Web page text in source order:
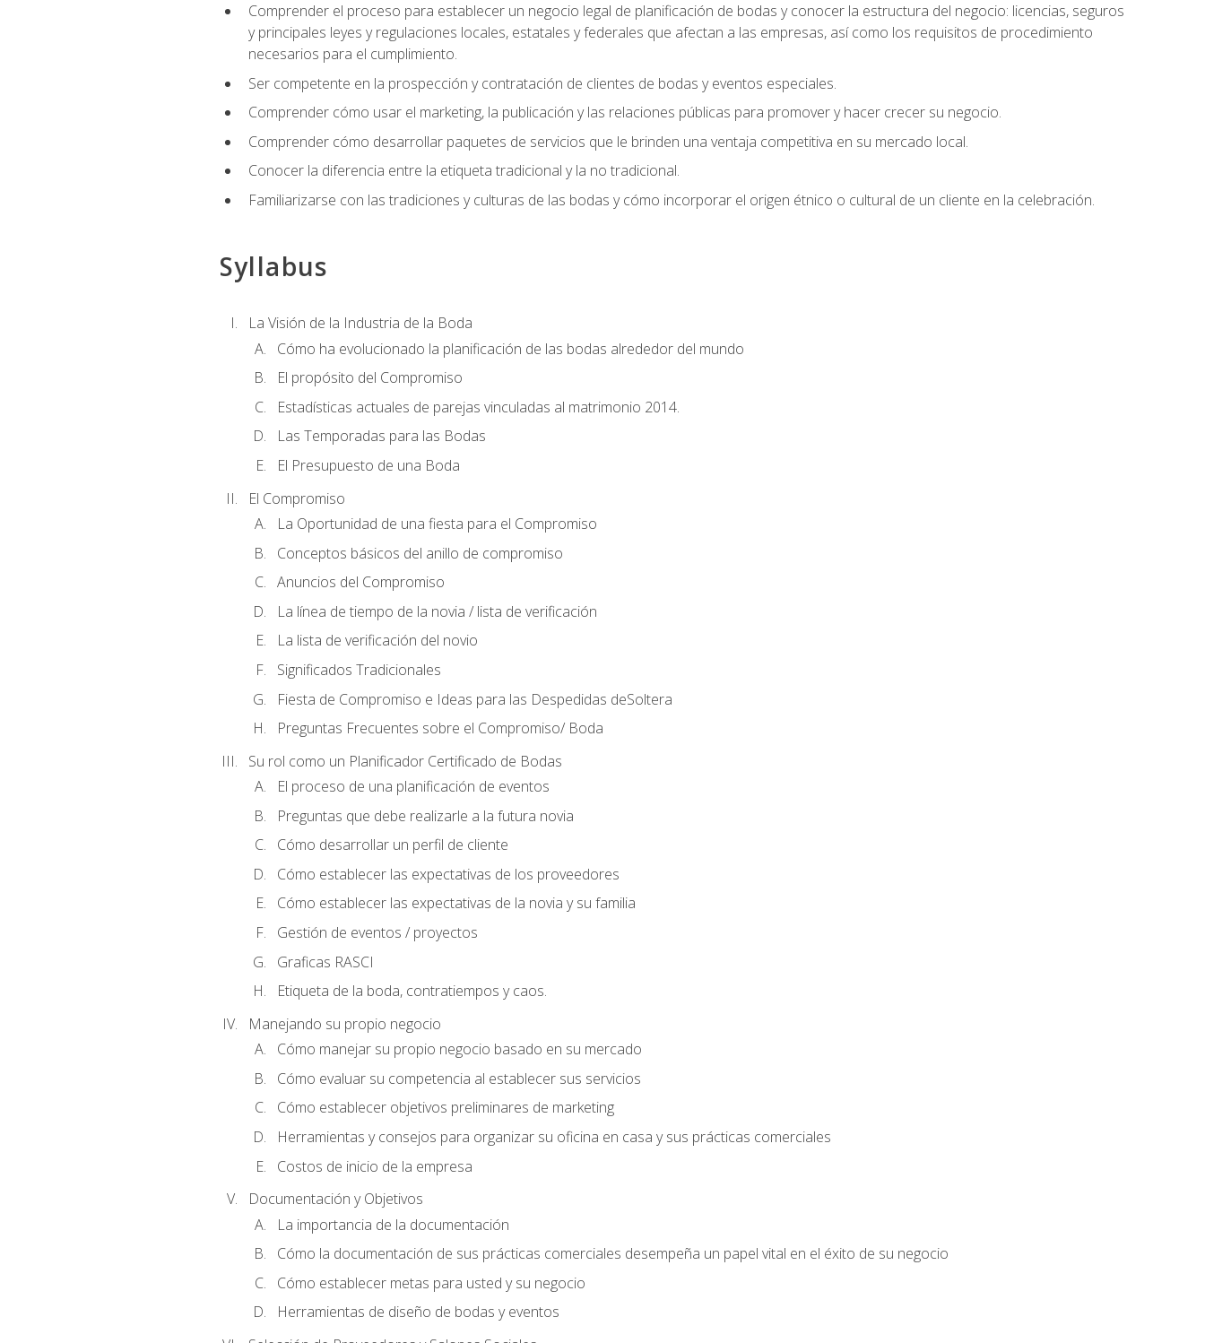
Comprender el proceso para establecer un negocio legal de planificación de bodas y conocer la estructura del negocio: licencias, seguros
y principales leyes y regulaciones locales, estatales y federales que afectan a las empresas, así como los requisitos de procedimiento
necesarios para el cumplimiento.
Ser competente en la prospección y contratación de clientes de bodas y eventos especiales.
Comprender cómo usar el marketing, la publicación y las relaciones públicas para promover y hacer crecer su negocio.
Comprender cómo desarrollar paquetes de servicios que le brinden una ventaja competitiva en su mercado local.
Conocer la diferencia entre la etiqueta tradicional y la no tradicional.
Familiarizarse con las tradiciones y culturas de las bodas y cómo incorporar el origen étnico o cultural de un cliente en la celebración.
Syllabus
La Visión de la Industria de la Boda
Cómo ha evolucionado la planificación de las bodas alrededor del mundo
El propósito del Compromiso
Estadísticas actuales de parejas vinculadas al matrimonio 2014.
Las Temporadas para las Bodas
El Presupuesto de una Boda
El Compromiso
La Oportunidad de una fiesta para el Compromiso
Conceptos básicos del anillo de compromiso
Anuncios del Compromiso
La línea de tiempo de la novia / lista de verificación
La lista de verificación del novio
Significados Tradicionales
Fiesta de Compromiso e Ideas para las Despedidas deSoltera
Preguntas Frecuentes sobre el Compromiso/ Boda
Su rol como un Planificador Certificado de Bodas
El proceso de una planificación de eventos
Preguntas que debe realizarle a la futura novia
Cómo desarrollar un perfil de cliente
Cómo establecer las expectativas de los proveedores
Cómo establecer las expectativas de la novia y su familia
Gestión de eventos / proyectos
Graficas RASCI
Etiqueta de la boda, contratiempos y caos.
Manejando su propio negocio
Cómo manejar su propio negocio basado en su mercado
Cómo evaluar su competencia al establecer sus servicios
Cómo establecer objetivos preliminares de marketing
Herramientas y consejos para organizar su oficina en casa y sus prácticas comerciales
Costos de inicio de la empresa
Documentación y Objetivos
La importancia de la documentación
Cómo la documentación de sus prácticas comerciales desempeña un papel vital en el éxito de su negocio
Cómo establecer metas para usted y su negocio
Herramientas de diseño de bodas y eventos